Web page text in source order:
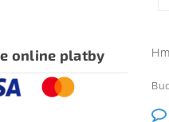
online platby